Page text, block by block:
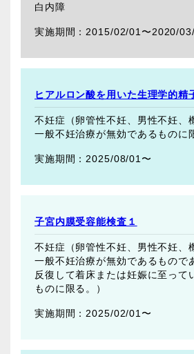
白内障
2015/02/01〜2020/
ヒアルロン酸を用いた生理学的精
不妊症（卵管性不妊、男性不妊、
一般不妊治療が無効であるものに
2025/08/01〜
子宮内膜受容能検査１
不妊症（卵管性不妊、男性不妊、
一般不妊治療が無効であるもので
反復して着床または妊娠に至って
ものに限る。）
2025/02/01〜